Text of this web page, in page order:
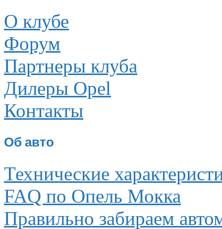
О клубе
Форум
Партнеры клуба
Дилеры Opel
Контакты
Об авто
Технические
FAQ по Опель Мокка
Правильно забираем